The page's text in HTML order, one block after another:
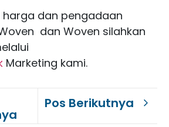
harga dan pengadaan
dan Woven silahkan
Marketing kami.
Pos Berikutnya